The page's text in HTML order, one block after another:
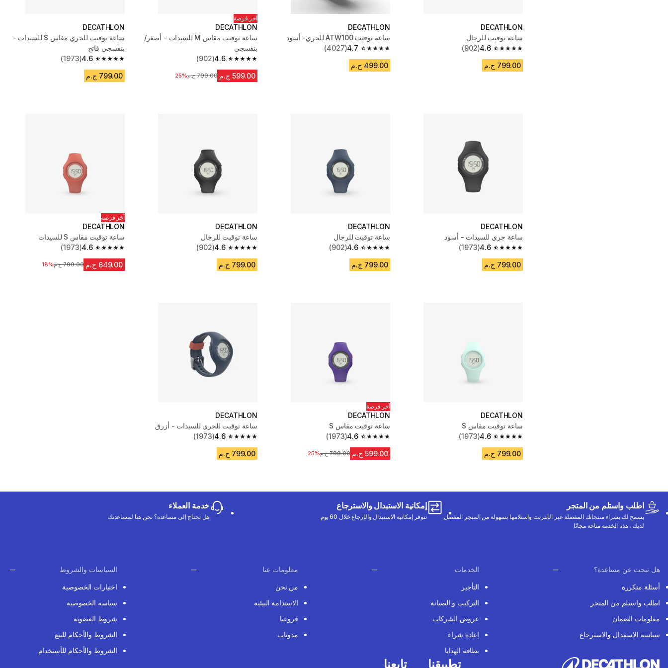
DECATHLON
ساعة توقيت للرجال
4.6
4.6 out of 5 stars from 902 reviews
(902)
799.00 ج.م
DECATHLON
ساعة توقيت ATW100 للجري- أسود
4.7
4.7 out of 5 stars from 4027 reviews
(4027)
499.00 ج.م
آخر فرصة
DECATHLON
ساعة توقيت مقاس M للسيدات - أصفر/
بنفسجي
4.6
4.6 out of 5 stars from 902 reviews
(902)
599.00 ج.م السعر قبل التخفيض
799.00 ج.م 25%
DECATHLON
ساعة توقيت للجري مقاس S للسيدات -
بنفسجي فاتح
4.6
4.6 out of 5 stars from 1973 reviews
(1973)
799.00 ج.م
DECATHLON
ساعة جري للسيدات - أسود
4.6
4.6 out of 5 stars from 1973 reviews
(1973)
799.00 ج.م
DECATHLON
ساعة توقيت للرجال
4.6
4.6 out of 5 stars from 902 reviews
(902)
799.00 ج.م
DECATHLON
ساعة توقيت للرجال
4.6
4.6 out of 5 stars from 902 reviews
(902)
799.00 ج.م
آخر فرصة
DECATHLON
ساعة توقيت مقاس S للسيدات
4.6
4.6 out of 5 stars from 1973 reviews
(1973)
649.00 ج.م السعر قبل التخفيض
799.00 ج.م 18%
DECATHLON
ساعة توقيت مقاس S
4.6
4.6 out of 5 stars from 1973 reviews
(1973)
799.00 ج.م
آخر فرصة
DECATHLON
ساعة توقيت مقاس S
4.6
4.6 out of 5 stars from 1973 reviews
(1973)
599.00 ج.م السعر قبل التخفيض
799.00 ج.م 25%
DECATHLON
ساعة توقيت للجري للسيدات - أزرق
4.6
4.6 out of 5 stars from 1973 reviews
(1973)
799.00 ج.م
اطلب واستلم من المتجر
يسمح لك بشراء منتجاتك المفضلة عبر الإنترنت واستلامها بسهولة من المتجر المفضل
لديك ، هذه الخدمة متاحة مجانًا
إمكانية الاستبدال والاسترجاع
تتوفر إمكانية الاستبدال والإرجاع خلال 60 يوم
خدمة العملاء
هل تحتاج إلى مساعدة؟ نحن هنا لمساعدتك
هل تبحث عن مساعدة؟
أسئلة متكررة
اطلب واستلم من المتجر
معلومات الضمان
سياسة الاستبدال والاسترجاع
الخدمات
التأجير
التركيب و الصيانة
عروض الشركات
إعادة شراء
بطاقة الهدايا
معلومات عنا
من نحن
الاستدامة البيئية
فروعنا
مدونات
السياسات والشروط
اختيارات الخصوصية
سياسة الخصوصية
شروط العضوية
الشروط والأحكام للبيع
الشروط والأحكام للأستخدام
تطبيقنا تابعنا